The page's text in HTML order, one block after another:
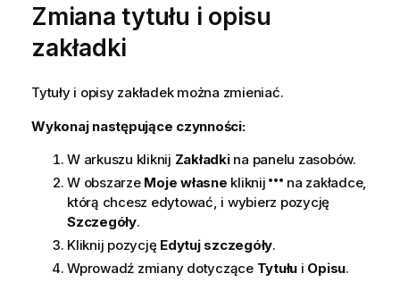
ó
w
k
Zmiana tytułu i opisu
zakładki
Tytuły i opisy zakładek można zmieniać.
Wykonaj następujące czynności:
W arkuszu kliknij Zakładkina panelu zasobów.
W obszarze Moje własne kliknij
na zakładce,
którą chcesz edytować, i wybierz pozycję
Szczegóły.
Kliknij pozycję Edytuj szczegóły.
Wprowadź zmiany dotyczące Tytułu i Opisu.